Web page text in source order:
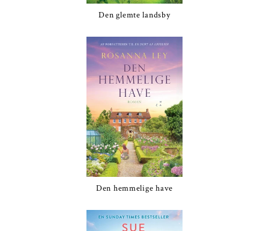
Den glemte landsby
Den hemmelige have